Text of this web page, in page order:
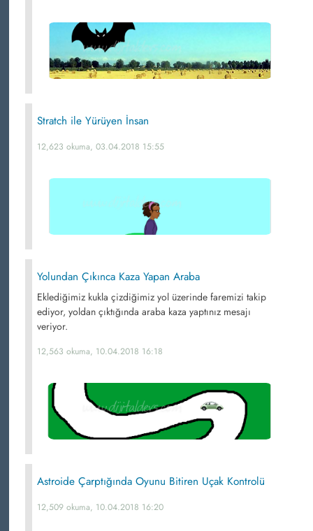
Stratch ile Yürüyen İnsan
12,623 okuma, 03.04.2018 15:55
Yolundan Çıkınca Kaza Yapan Araba
Eklediğimiz kukla çizdiğimiz yol üzerinde faremizi takip
ediyor, yoldan çıktığında araba kaza yaptınız mesajı
veriyor.
12,563 okuma, 10.04.2018 16:18
Astroide Çarptığında Oyunu Bitiren Uçak Kontrolü
12,509 okuma, 10.04.2018 16:20